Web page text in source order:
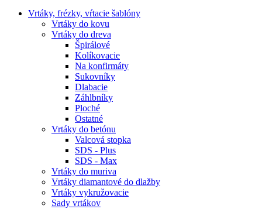
Vrtáky, frézky, vŕtacie šablóny
Vrtáky do kovu
Vrtáky do dreva
Špirálové
Kolíkovacie
Na konfirmáty
Sukovníky
Dlabacie
Záhlbníky
Ploché
Ostatné
Vrtáky do betónu
Valcová stopka
SDS - Plus
SDS - Max
Vrtáky do muriva
Vrtáky diamantové do dlažby
Vrtáky vykružovacie
Sady vrtákov